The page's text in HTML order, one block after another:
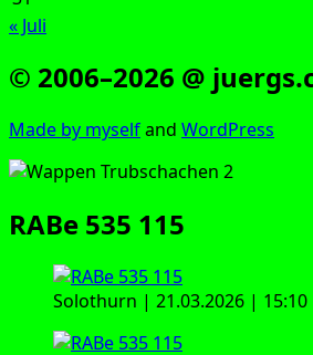
« Juli
© 2006–2026 @
Made by mys­elfand Word­Press
RABe 535 115
Solo­thurn | 21.03.2026 | 15:10